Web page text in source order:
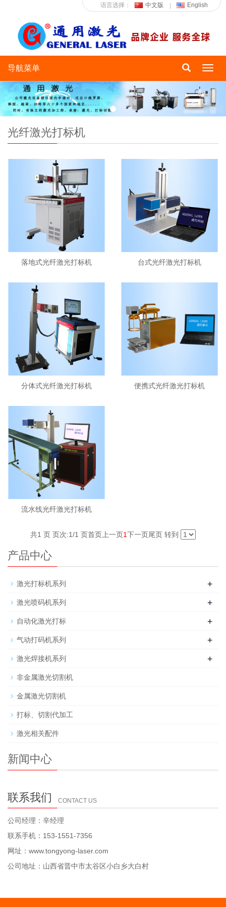
语言选择： 中文版 English
导航菜单
光纤激光打标机
落地式光纤激光打标机 台式光纤激光打标机
分体式光纤激光打标机 便携式光纤激光打标机
流水线光纤激光打标机
共1 页 页次:1/1 页首页上一页1下一页尾页 转到
产品中心
激光打标机系列 +
激光喷码机系列 +
自动化激光打标 +
气动打码机系列 +
激光焊接机系列 +
非金属激光切割机
金属激光切割机
打标、切割代加工
激光相关配件
新闻中心
联系我们 CONTACT US
公司经理：辛经理
联系手机：153-1551-7356
网址：www.tongyong-laser.com
公司地址：山西省晋中市太谷区小白乡大白村